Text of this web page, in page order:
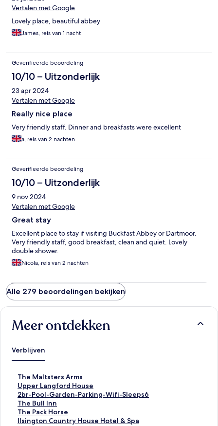
Vertalen met Google
Lovely place, beautiful abbey
James, reis van 1 nacht
Geverifieerde beoordeling
10/10 – Uitzonderlijk
23 apr 2024
Vertalen met Google
Really nice place
Very friendly staff. Dinner and breakfasts were excellent
a, reis van 2 nachten
Geverifieerde beoordeling
10/10 – Uitzonderlijk
9 nov 2024
Vertalen met Google
Great stay
Excellent place to stay if visiting Buckfast Abbey or Dartmoor.
Very friendly staff, good breakfast, clean and quiet. Lovely
double shower.
Nicola, reis van 2 nachten
Alle 279 beoordelingen bekijken
Meer ontdekken
Verblijven
The Maltsters Arms
L
i
n
k
o
p
Upper Langford House
L
i
n
k
o
2br-Pool-Garden-Parking-Wifi-Sleeps6
L
i
n
k
The Bull Inn
L
i
n
The Pack Horse
L
iIlsington Country House Hotel & Spa
L